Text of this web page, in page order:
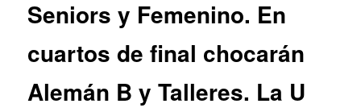
Seniors y Femenino. En
cuartos de final chocarán
Alemán B y Talleres. La U